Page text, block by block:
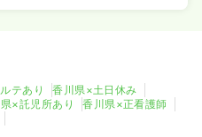
テあり
香川県×土日休み
×託児所あり
香川県×正看護師